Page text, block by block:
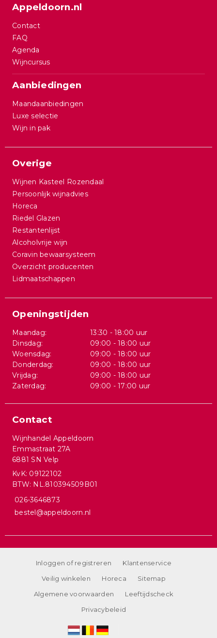
Appeldoorn.nl
Contact
FAQ
Agenda
Wijncursus
Aanbiedingen
Maandaanbiedingen
Luxe selectie
Wijn in pak
Overige
Wijnen Kasteel Rozendaal
Persoonlijk wijnadvies
Horeca
Riedel Glazen
Restantenlijst
Alcoholvrije wijn
Coravin bewaarsysteem
Overzicht producenten
Lidmaatschappen
Openingstijden
Maandag:
13:30 - 18:00 uur
Dinsdag:
09:00 - 18:00 uur
Woensdag:
09:00 - 18:00 uur
Donderdag:
09:00 - 18:00 uur
Vrijdag:
09:00 - 18:00 uur
Zaterdag:
09:00 - 17:00 uur
Contact
Wijnhandel Appeldoorn
Emmastraat 27A
6881 SN Velp
KvK: 09122102
BTW: NL.810394509B01
026-3646873
bestel@appeldoorn.nl
Inloggen of registreren
Klantenservice
Veilig winkelen
Horeca
Sitemap
Algemene voorwaarden
Leeftijdscheck
Privacybeleid